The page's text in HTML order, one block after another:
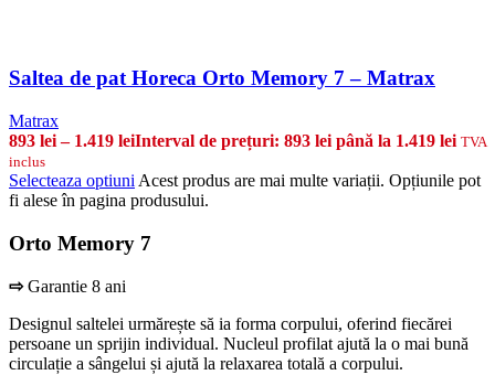
Saltea de pat Horeca Orto Memory 7 – Matrax
Matrax
893 lei – 1.419 leiInterval de prețuri: 893 lei până la 1.419 lei TVA
inclus
Selecteaza optiuni Acest produs are mai multe variații. Opțiunile pot
fi alese în pagina produsului.
Orto Memory 7
⇨Garantie 8 ani
Designul saltelei urmărește să ia forma corpului, oferind fiecărei
persoane un sprijin individual. Nucleul profilat ajută la o mai bună
circulație a sângelui și ajută la relaxarea totală a corpului.